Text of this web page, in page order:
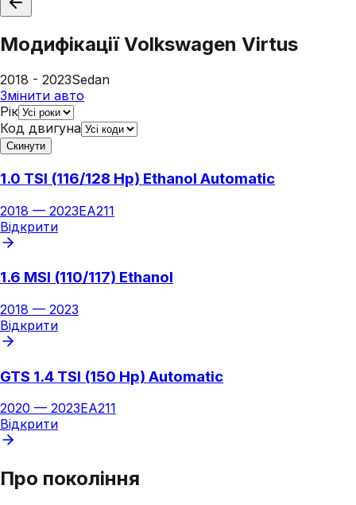
МодифікаціїVolkswagen Virtus
2018 - 2023Sedan
Змінити авто
Рік
Код двигуна
Скинути
1.0 TSI (116/128 Hp) Ethanol Automatic
2018 — 2023EA211
Відкрити
1.6 MSI (110/117) Ethanol
2018 — 2023
Відкрити
GTS 1.4 TSI (150 Hp) Automatic
2020 — 2023EA211
Відкрити
Про покоління